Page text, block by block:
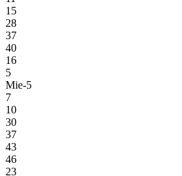
15
28
37
40
16
5
Mie-5
7
10
30
37
43
46
23